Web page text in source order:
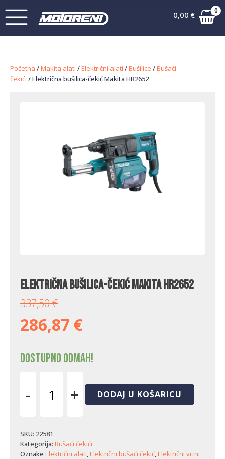
0,00 € 0
Početna /Makita alati /Električni alati /Bušilice /Bušaći
čekići / Električna bušilica-čekić Makita HR2652
Električna bušilica-čekić Makita HR2652
337,50€
286,87 €
Dostupno odmah!
-
Makita
HR2652
količina
+ DODAJ U KOŠARICU
SKU: 22581
Kategorija: Bušaći čekići
Oznake Električni alati,Električni bušaći čekić,Električni vrtni